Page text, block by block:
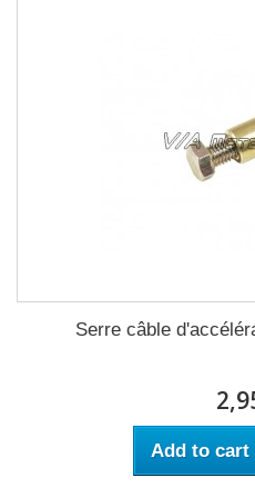
Serre câble
Add to cart